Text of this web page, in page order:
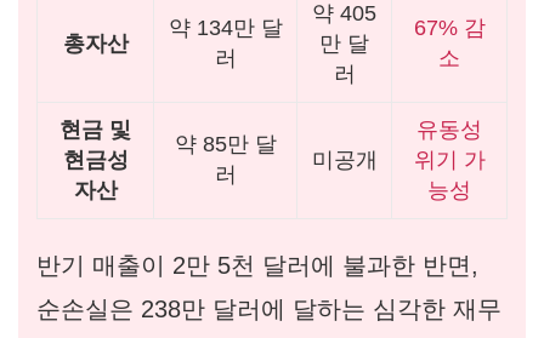
총자산
약 134만 달
러
약 405
만 달
러
67% 감
소
현금 및
현금성
자산
약 85만 달
러
미공개
유동성
위기 가
능성
반기 매출이 2만 5천 달러에 불과한 반면,
순손실은 238만 달러에 달하는 심각한 재무